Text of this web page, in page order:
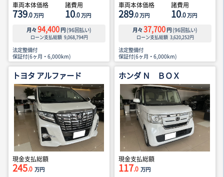
車両本体価格
739.0万円
諸費用
10.0万円
月々 94,400 円 (96回払い)
ローン支払総額 9,068,794円
法定整備付
保証付(6ヶ月・6,000km)
車両本体価格
289.0万円
諸費用
10.0万円
月々 37,700 円 (96回払い)
ローン支払総額 3,620,252円
法定整備付
保証付(6ヶ月・6,000km)
トヨタ アルファード
現金支払総額
245.0 万円
ホンダ Ｎ ＢＯＸ
現金支払総額
117.0 万円